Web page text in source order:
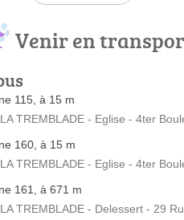
Venir en
115, à 15 m
TREMBLADE - Eglise - 4ter
160, à 15 m
TREMBLADE - Eglise - 4ter
161, à 671 m
TREMBLADE - Delessert - 29